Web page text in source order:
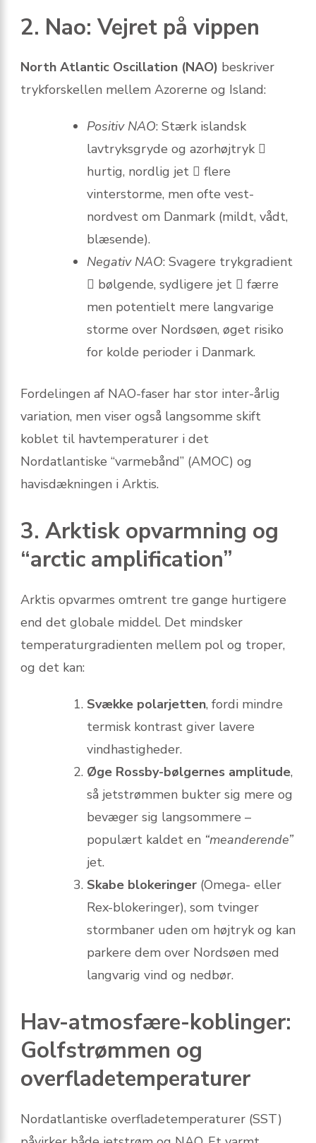
2. Nao: Vejret på vippen
North Atlantic Oscillation (NAO) beskriver
trykforskel­len mellem Azorerne og Island:
Positiv NAO: Stærk islandsk
lavtryksgryde og azorhøjtryk 
hurtig, nordlig jet  flere
vinterstorme, men ofte vest-
nordvest om Danmark (mildt, vådt,
blæsende).
Negativ NAO: Svagere trykgradient
 bølgende, sydligere jet  færre
men potentielt mere langvarige
storme over Nordsøen, øget risiko
for kolde perioder i Danmark.
Fordelingen af NAO-faser har stor inter-årlig
variation, men viser også langsomme skift
koblet til havtemperaturer i det
Nordatlantiske “varmebånd” (AMOC) og
havisdækningen i Arktis.
3. Arktisk opvarmning og
“arctic amplification”
Arktis opvarmes omtrent tre gange hurtigere
end det globale middel. Det mindsker
temperatur­gradienten mellem pol og troper,
og det kan:
Svække polarjetten, fordi mindre
termisk kontrast giver lavere
vindhastigheder.
Øge Rossby-bølgernes amplitude,
så jetstrømmen bukter sig mere og
bevæger sig langsommere –
populært kaldet en “meanderende”
jet.
Skabe blokeringer (Omega- eller
Rex-blokeringer), som tvinger
stormbaner uden om højtryk og kan
parkere dem over Nordsøen med
langvarig vind og nedbør.
Hav-atmosfære-koblinger:
Golfstrømmen og
overfladetemperaturer
Nordatlantiske overflade­temperaturer (SST)